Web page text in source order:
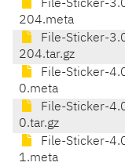
File-Sticker-
204.meta
File-Sticker-
204.tar.gz
File-Sticker-
0.meta
File-Sticker-
0.tar.gz
File-Sticker-
1.meta